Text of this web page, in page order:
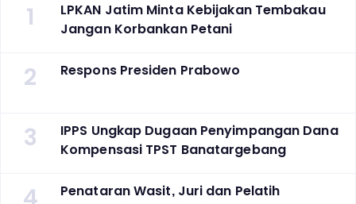
1
LPKAN Jatim Minta Kebijakan Tembakau
Jangan Korbankan Petani
2 Respons Presiden Prabowo
3
IPPS Ungkap Dugaan Penyimpangan Dana
Kompensasi TPST Banatargebang
Penataran Wasit, Juri dan Pelatih